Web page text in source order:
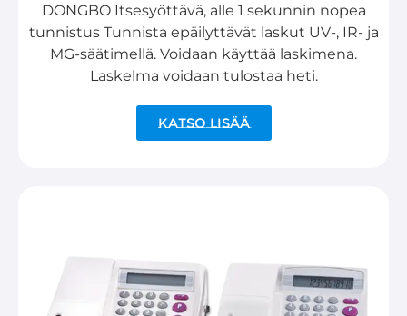
DONGBO Itsesyöttävä, alle 1 sekunnin nopea
tunnistus Tunnista epäilyttävät laskut UV-, IR- ja
MG-säätimellä. Voidaan käyttää laskimena.
Laskelma voidaan tulostaa heti.
Katso lisää